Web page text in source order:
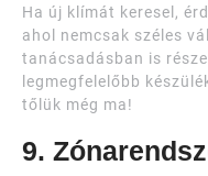
Ha új klímát keresel,
ahol nemcsak széles
tanácsadásban is
legmegfelelőbb
tőlük még ma!
9.